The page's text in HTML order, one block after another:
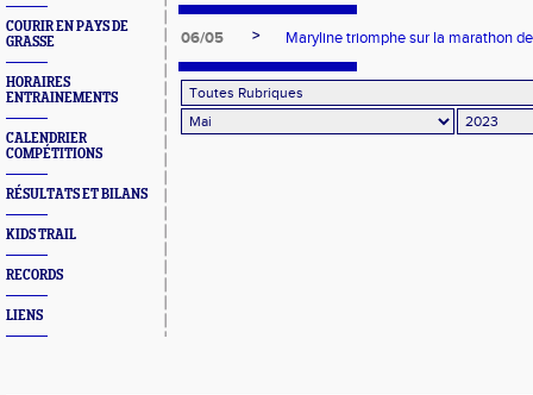
COURIR EN PAYS DE
GRASSE
HORAIRES
ENTRAINEMENTS
CALENDRIER
COMPÉTITIONS
RÉSULTATS ET BILANS
KIDS TRAIL
RECORDS
LIENS
06/05 > Maryline triomphe sur la marathon